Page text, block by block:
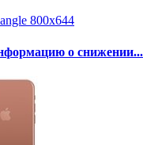
о снижении...